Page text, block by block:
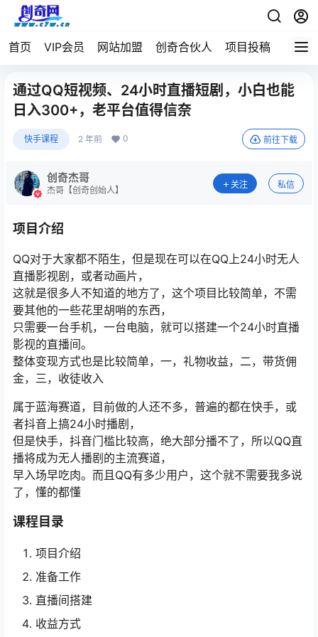
首页 VIP会员 网站加盟 创奇合伙人 项目投稿
通过QQ短视频、24小时直播短剧，小白也能
日入300+，老平台值得信奈
快手课程 2 年前 0 前往下载
创奇杰哥
杰哥【创奇创始人】
关注 私信
项目介绍
QQ对于大家都不陌生，但是现在可以在QQ上24小时无人
直播影视剧，或者动画片，
这就是很多人不知道的地方了，这个项目比较简单，不需
要其他的一些花里胡哨的东西，
只需要一台手机，一台电脑，就可以搭建一个24小时直播
影视的直播间。
整体变现方式也是比较简单，一，礼物收益，二，带货佣
金，三，收徒收入
属于蓝海赛道，目前做的人还不多，普遍的都在快手，或
者抖音上搞24小时播剧，
但是快手，抖音门槛比较高，绝大部分播不了，所以QQ直
播将成为无人播剧的主流赛道，
早入场早吃肉。而且QQ有多少用户，这个就不需要我多说
了，懂的都懂
课程目录
项目介绍
准备工作
直播间搭建
收益方式